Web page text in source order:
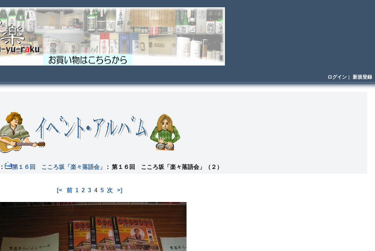
ログイン | 新規登録
: 第１６回 こころ坂「楽々落語会」 : 第１６回 こころ坂「楽々落語会」（２）
[< 前 1 2 34 5 次 >]